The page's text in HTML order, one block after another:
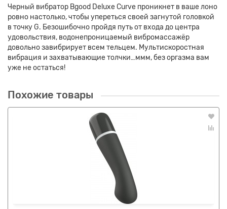
Черный вибратор Bgood Deluxe Curve проникнет в ваше лоно
ровно настолько, чтобы упереться своей загнутой головкой
в точку G. Безошибочно пройдя путь от входа до центра
удовольствия, водонепроницаемый вибромассажёр
довольно завибрирует всем тельцем. Мультискоростная
вибрация и захватывающие толчки…ммм, без оргазма вам
уже не остаться!
Похожие товары